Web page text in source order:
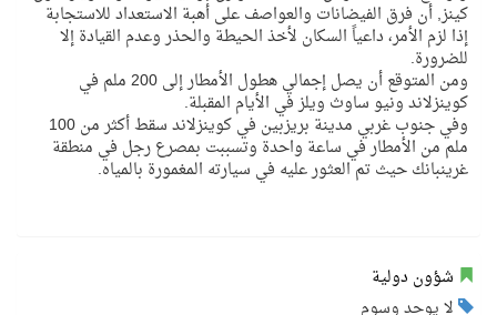
كينز, أن فرق الفيضانات والعواصف على أهبة الاستعداد للاستجابة
إذا لزم الأمر، داعياً السكان لأخذ الحيطة والحذر وعدم القيادة إلا
للضرورة.
ومن المتوقع أن يصل إجمالي هطول الأمطار إلى 200 ملم في
كوينزلاند ونيو ساوث ويلز في الأيام المقبلة.
وفي جنوب غربي مدينة بريزبين في كوينزلاند سقط أكثر من 100
ملم من الأمطار في ساعة واحدة وتسببت بمصرع رجل في منطقة
غرينبانك حيث تم العثور عليه في سيارته المغمورة بالمياه.
شؤون دولية
لا يوجد وسوم